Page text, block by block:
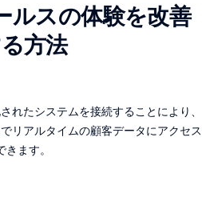
ルスの体験を改善
方法
れたシステムを接続することにより、
リアルタイムの顧客データにアクセス
きます。